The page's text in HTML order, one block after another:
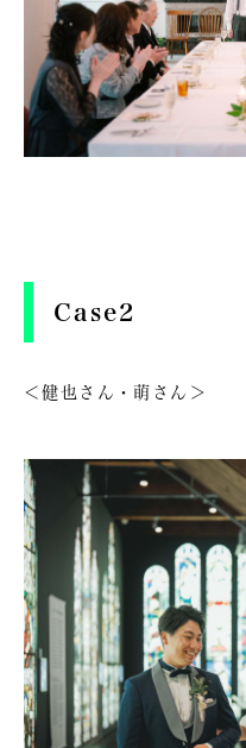
Case2
＜健也さん・萌さん＞